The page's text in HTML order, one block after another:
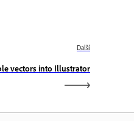
Další
vectors into Illustrator